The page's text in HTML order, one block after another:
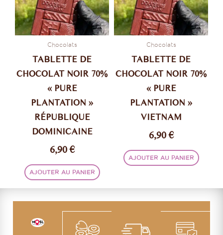
Chocolats
TABLETTE DE
CHOCOLAT NOIR 70%
« PURE
PLANTATION »
RÉPUBLIQUE
DOMINICAINE
6,90€
AJOUTER AU PANIER
Chocolats
TABLETTE DE
CHOCOLAT NOIR 70%
« PURE
PLANTATION »
VIETNAM
6,90€
AJOUTER AU PANIER